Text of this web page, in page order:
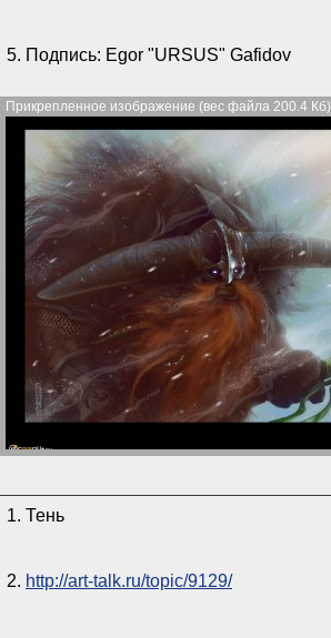
5. Подпись: Egor "URSUS" Gafidov
Прикрепленное изображение (вес файла 200.4 Кб)
1. Тень
2. http://art-talk.ru/topic/9129/